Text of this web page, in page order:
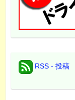
RSS - 投稿